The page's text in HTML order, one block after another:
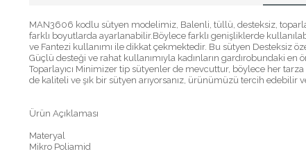
MAN3606 kodlu sütyen modelimiz, Balenli, tüllü, desteksiz,
farklı boyutlarda ayarlanabilir.Böylece farklı genişliklerde
ve Fantezi kullanımı ile dikkat çekmektedir. Bu sütyen Desteksiz
Güçlü desteği ve rahat kullanımıyla kadınların gardırobundaki
Toparlayıcı Minimizer tip sütyenler de mevcuttur, böylece her
de kaliteli ve şık bir sütyen arıyorsanız, ürünümüzü tercih edebilir
Ürün Açıklaması
Materyal
Mikro Poliamid